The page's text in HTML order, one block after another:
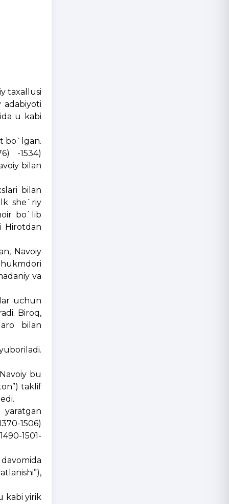
taxallusi
u kabi
bo`lgan.
-1534)
bilan
bilan
she`riy
bo`lib
Hirotdan
Navoiy
hukmdori
va
uchun
Biroq,
bilan
bu
taklif
1506)
1501-
davomida
kabi yirik